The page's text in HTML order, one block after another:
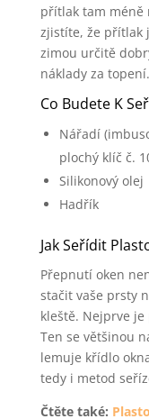
přítlak tam méně
zjistíte, že přítlak
zimou určitě
náklady za topení.
Co Budete K
Nářadí
plochý klíč č.
Silikonový olej
Hadřík
Jak Seřídit
Přepnutí oken
stačit vaše prsty
kleště. Nejprve
Ten se většinou
lemuje křídlo
tedy i metod
Čtěte také: